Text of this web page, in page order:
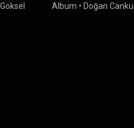
Album • Doğan Canku